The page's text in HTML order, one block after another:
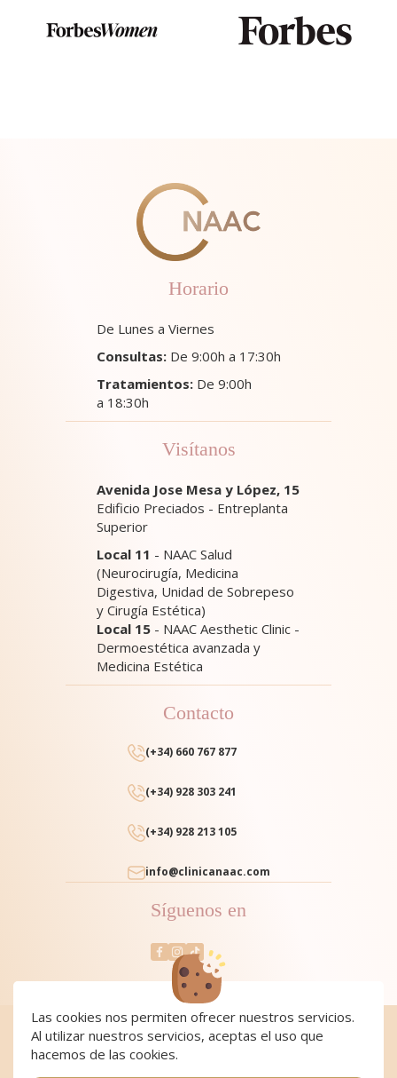
Las cookies nos permiten ofrecer nuestros servicios.
Al utilizar nuestros servicios, aceptas el uso que
hacemos de las cookies.
Horario
De Lunes a Viernes
Consultas: De 9:00h a 17:30h
Tratamientos: De 9:00h
a 18:30h
Visítanos
Avenida Jose Mesa y López, 15
Edificio Preciados - Entreplanta
Superior
Local 11 - NAAC Salud
(Neurocirugía, Medicina
Digestiva, Unidad de Sobrepeso
y Cirugía Estética)
Local 15 - NAAC Aesthetic Clinic -
Dermoestética avanzada y
Medicina Estética
Contacto
(+34) 660 767 877
(+34) 928 303 241
(+34) 928 213 105
info@clinicanaac.com
Síguenos en
Cookies| Cookies policy|Aviso Legal y Política de Privacidad
Condiciones de compra